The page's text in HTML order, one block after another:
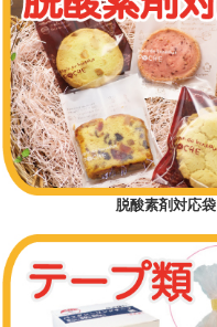
脱酸素剤対応袋